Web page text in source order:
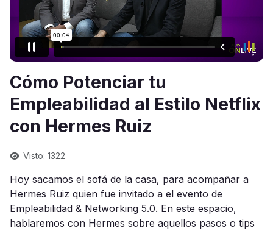
Cómo Potenciar tu
Empleabilidad al Estilo Netflix
con Hermes Ruiz
Visto: 1322
Hoy sacamos el sofá de la casa, para acompañar a
Hermes Ruiz quien fue invitado a el evento de
Empleabilidad & Networking 5.0. En este espacio,
hablaremos con Hermes sobre aquellos pasos o tips